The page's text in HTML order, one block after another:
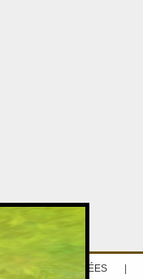
DES DONNÉES